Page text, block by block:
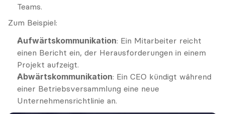
Teams.
Zum Beispiel:
Aufwärtskommunikation: Ein Mitarbeiter reicht
einen Bericht ein, der Herausforderungen in einem
Projekt aufzeigt.
Abwärtskommunikation: Ein CEO kündigt während
einer Betriebsversammlung eine neue
Unternehmensrichtlinie an.